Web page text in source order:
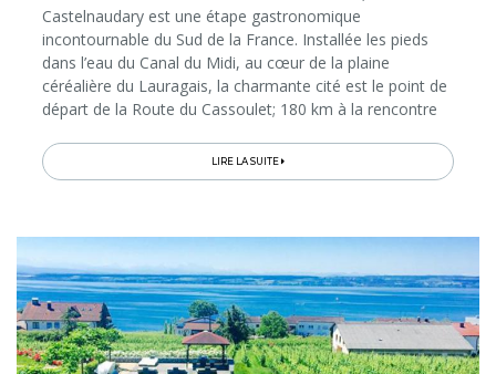
Castelnaudary est une étape gastronomique
incontournable du Sud de la France. Installée les pieds
dans l’eau du Canal du Midi, au cœur de la plaine
céréalière du Lauragais, la charmante cité est le point de
départ de la Route du Cassoulet; 180 km à la rencontre
préparation de l’authentique cassoulet, dans les fermes
agricoles, poteries traditionnelles, vignobles, élevages,
uniquement! Voici des idées d’activités et des bonnes
adresses pour vous composer un séjour curieux et
gourmand sous le soleil d’Occitanie…
LIRE LA SUITE